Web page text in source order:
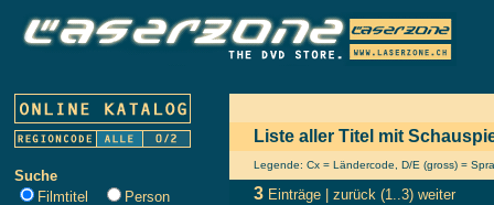
Suche
Filmtitel
Person
Liste aller Titel mit
Legende: Cx = Ländercode, D/E (gross) =
3 Einträge | zurück (1..3) weiter